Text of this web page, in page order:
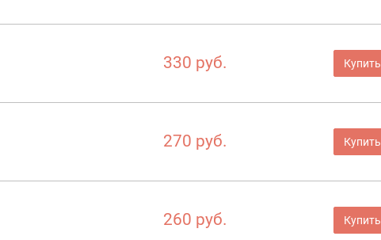
330 руб. Купить
270 руб. Купить
260 руб. Купить